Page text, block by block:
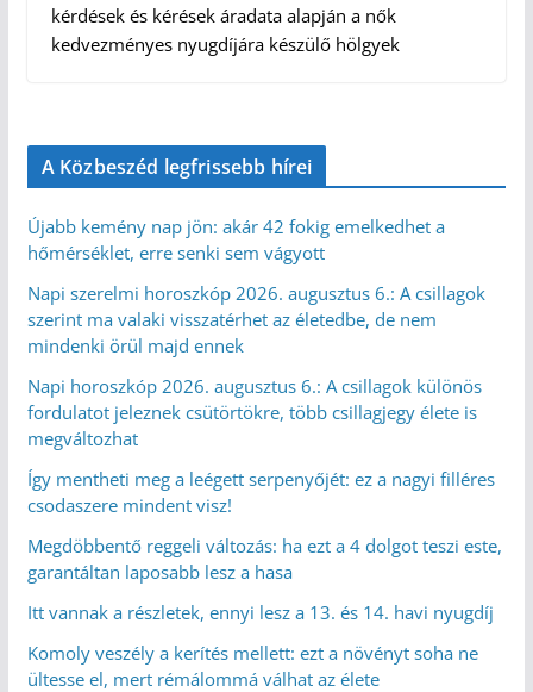
kérdések és kérések áradata alapján a nők
kedvezményes nyugdíjára készülő hölgyek
A Közbeszéd legfrissebb hírei
Újabb kemény nap jön: akár 42 fokig emelkedhet a
hőmérséklet, erre senki sem vágyott
Napi szerelmi horoszkóp 2026. augusztus 6.: A csillagok
szerint ma valaki visszatérhet az életedbe, de nem
mindenki örül majd ennek
Napi horoszkóp 2026. augusztus 6.: A csillagok különös
fordulatot jeleznek csütörtökre, több csillagjegy élete is
megváltozhat
Így mentheti meg a leégett serpenyőjét: ez a nagyi filléres
csodaszere mindent visz!
Megdöbbentő reggeli változás: ha ezt a 4 dolgot teszi este,
garantáltan laposabb lesz a hasa
Itt vannak a részletek, ennyi lesz a 13. és 14. havi nyugdíj
Komoly veszély a kerítés mellett: ezt a növényt soha ne
ültesse el, mert rémálommá válhat az élete